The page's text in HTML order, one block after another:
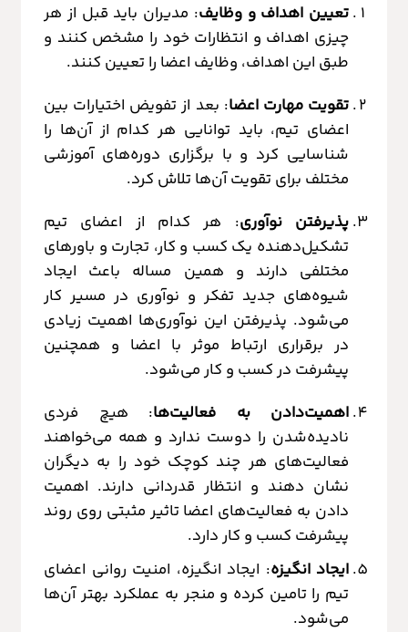
تعیین اهداف و وظایف: مدیران باید قبل از هر
چیزی اهداف و انتظارات خود را مشخص کنند و
طبق این اهداف، وظایف اعضا را تعیین کنند.
تقویت مهارت اعضا: بعد از تفویض اختیارات بین
اعضای تیم، باید توانایی هر کدام از آن‌ها را
شناسایی کرد و با برگزاری دوره‌های آموزشی
مختلف برای تقویت آن‌ها تلاش کرد.
پذیرفتن نوآوری: هر کدام از اعضای تیم
تشکیل‌‌دهنده یک کسب و کار، تجارت و باورهای
مختلفی دارند و همین مساله باعث ایجاد
شیوه‌های جدید تفکر و نوآوری در مسیر کار
می‌شود. پذیرفتن این نوآوری‌ها اهمیت زیادی
در برقراری ارتباط موثر با اعضا و همچنین
پیشرفت در کسب و کار می‌شود.
اهمیت‌دادن به فعالیت‌ها: هیچ فردی
نادیده‌شدن را دوست ندارد و همه می‌خواهند
فعالیت‌های هر چند کوچک خود را به دیگران
نشان دهند و انتظار قدردانی دارند. اهمیت
دادن به فعالیت‌های اعضا تاثیر مثبتی روی روند
پیشرفت کسب و کار دارد.
ایجاد انگیزه: ایجاد انگیزه، امنیت روانی اعضای
تیم را تامین کرده و منجر به عملکرد بهتر آن‌ها
می‌شود.